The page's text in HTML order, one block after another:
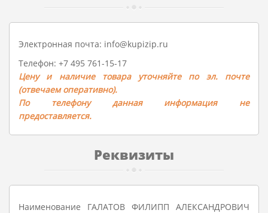
Электронная почта: info@kupizip.ru
Телефон: +7 495 761-15-17
Цену и наличие товара уточняйте по эл. почте
(отвечаем оперативно).
По телефону данная информация не
предоставляется.
Реквизиты
Наименование ГАЛАТОВ ФИЛИПП АЛЕКСАНДРОВИЧ